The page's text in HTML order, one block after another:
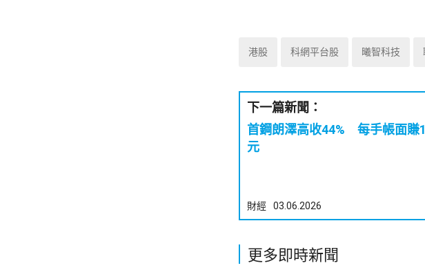
港股 科網平台股 曦智科技
下一篇新聞：
首鋼朗澤高收44% 每手帳面賺
元
財經 03.06.2026
更多即時新聞